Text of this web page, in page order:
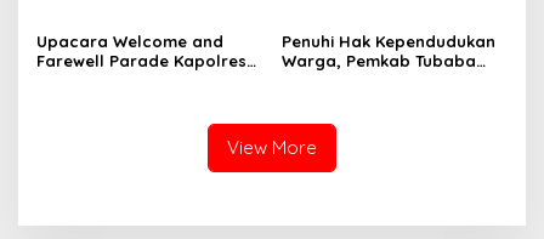
Stimulan Rumah
Etika, DPR‑Provinsi,
Gubernur dan PLLDA
Upacara Welcome and
Farewell Parade Kapolres
Penuhi Hak Kependudukan
Warga, Pemkab Tubaba
View More